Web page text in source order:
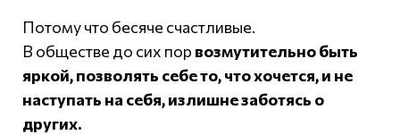
Потому что бесяче счастливые.
В обществе до сих пор возмутительно быть
яркой, позволять себе то, что хочется, и не
наступать на себя, излишне заботясь о
других.